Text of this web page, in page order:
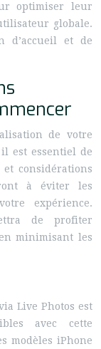
optimiser leur
globale.
d’accueil et de
de votre
est essentiel de
considérations
à éviter les
expérience.
de profiter
minimisant les
Live Photos est
avec cette
modèles iPhone